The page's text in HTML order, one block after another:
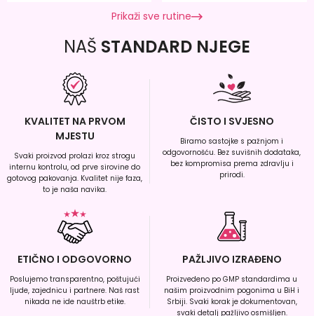
Prikaži sve rutine
NAŠ STANDARD NJEGE
KVALITET NA PRVOM
MJESTU
Svaki proizvod prolazi kroz strogu
internu kontrolu, od prve sirovine do
gotovog pakovanja. Kvalitet nije faza,
to je naša navika.
ČISTO I SVJESNO
Biramo sastojke s pažnjom i
odgovornošću. Bez suvišnih dodataka,
bez kompromisa prema zdravlju i
prirodi.
ETIČNO I ODGOVORNO
Poslujemo transparentno, poštujući
ljude, zajednicu i partnere. Naš rast
nikada ne ide nauštrb etike.
PAŽLJIVO IZRAĐENO
Proizvedeno po GMP standardima u
našim proizvodnim pogonima u BiH i
Srbiji. Svaki korak je dokumentovan,
svaki detalj pažljivo osmišljen.